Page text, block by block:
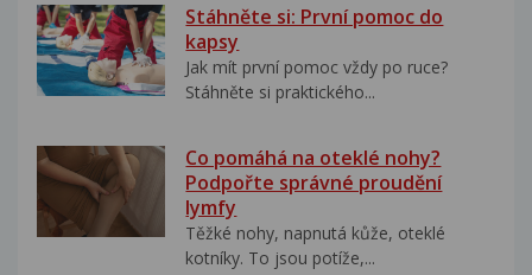
Stáhněte si: První pomoc do
kapsy
Jak mít první pomoc vždy po ruce?
Stáhněte si praktického...
Co pomáhá na oteklé nohy?
Podpořte správné proudění
lymfy
Těžké nohy, napnutá kůže, oteklé
kotníky. To jsou potíže,...